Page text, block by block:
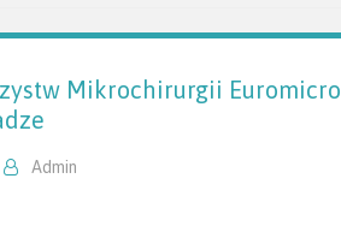
Mikrochirurgii Euromicro
Admin